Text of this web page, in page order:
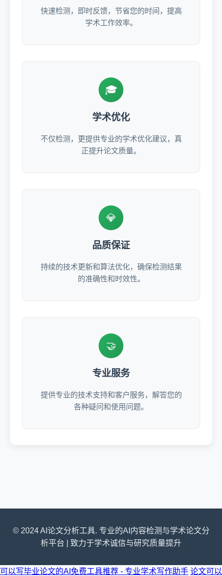
快速检测，即时反馈，节省您的时间，提高
学术工作效率。
🎓
学术优化
不仅检测，更提供专业的学术优化建议，真
正提升论文质量。
💎
品质保证
持续的技术更新和算法优化，确保检测结果
的准确性和时效性。
🤝
专业服务
提供专业的技术支持和客户服务，解答您的
各种疑问和使用问题。
© 2024 AI论文分析工具. 专业的AI内容检测与学术论文分
析平台 | 致力于学术诚信与研究质量提升
可以写毕业论文的AI免费工具推荐 - 专业学术写作助手 论文可以